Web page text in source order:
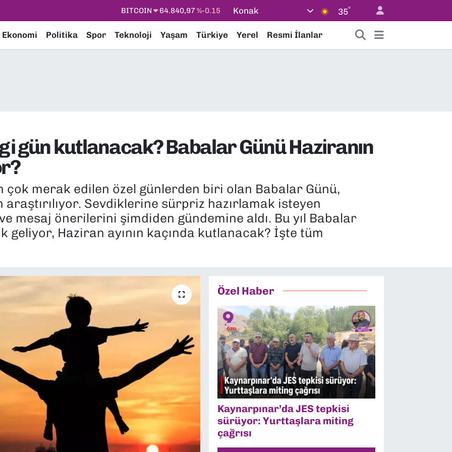
DOLAR 47,7436%0.18
STERLİN
64,4811%0.38
Konak 35°
Ekonomi Politika Spor Teknoloji Yaşam Türkiye Yerel Resmi İlanlar
gün kutlanacak? Babalar Günü Haziranın
çok merak edilen özel günlerden biri olan Babalar Günü,
Sevdiklerine sürpriz hazırlamak isteyen
mesaj önerilerini şimdiden gündemine aldı. Bu yıl Babalar
geliyor, Haziran ayının kaçında kutlanacak? İşte tüm
Özel Haber
Kaynarpınar’da JES tepkisi
sürüyor: Yurttaşlara miting
çağrısı